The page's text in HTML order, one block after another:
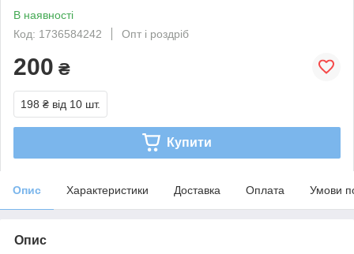
В наявності
Код: 1736584242
Опт і роздріб
200 ₴
198 ₴ від 10 шт.
Купити
Опис Характеристики Доставка Оплата Умови
Опис